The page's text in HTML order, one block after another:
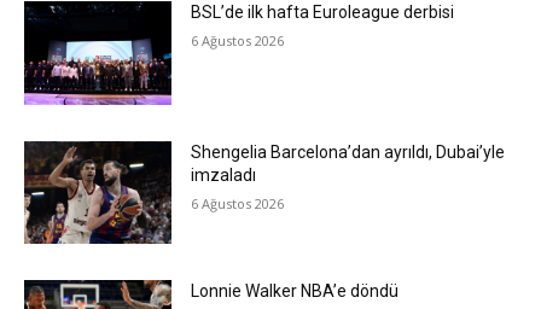
BSL’de ilk hafta Euroleague derbisi
6 Ağustos 2026
Shengelia Barcelona’dan ayrıldı, Dubai’yle
imzaladı
6 Ağustos 2026
Lonnie Walker NBA’e döndü